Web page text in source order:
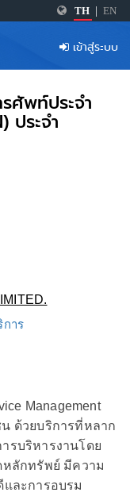
TH EN
เข้าสู่ระบบ
ศัพท์ประจำ
ประจำ
การ
Management
ด้วยบริการที่หลาก
รบริหารงานโดย
ลักทรัพย์ มีความ
ละการอบรม